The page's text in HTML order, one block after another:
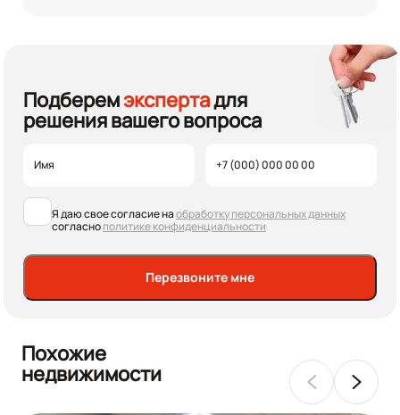
Подберемэкспертадля
решения вашего вопроса
Я даю свое согласие наобработку персональных данных
согласнополитике конфиденциальности
Перезвоните мне
Похожие
недвижимости